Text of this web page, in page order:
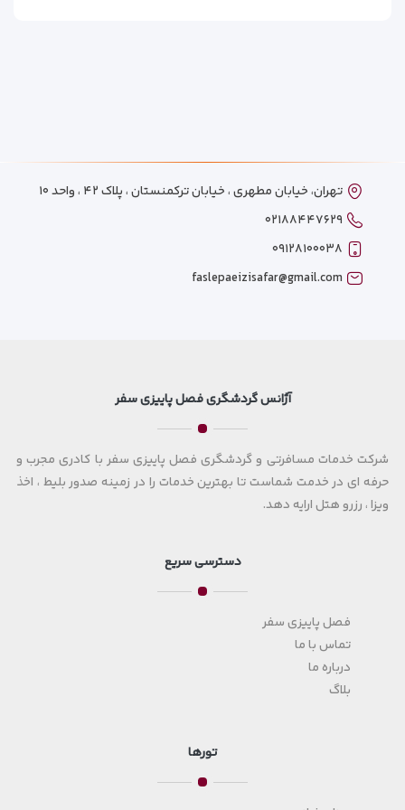
تهران، خیابان مطهری ، خیابان ترکمنستان ، پلاک ۴۲ ، واحد ۱۰
۰۲۱۸۸۴۴۷۶۲۹
۰۹۱۲۸۱۰۰۰۳۸
faslepaeizisafar@gmail.com
آژانس گردشگری فصل پاییزی سفر
شرکت خدمات مسافرتی و گردشگری فصل پاییزی سفر با کادری مجرب و
حرفه ای در خدمت شماست تا بهترین خدمات را در زمینه صدور بلیط ، اخذ
ویزا ، رزرو هتل ارایه دهد.
دسترسی سریع
فصل پاییزی سفر
تماس با ما
درباره ما
بلاگ
تورها